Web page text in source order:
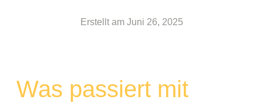
Erstellt am Juni 26, 2025
Was passiert mit